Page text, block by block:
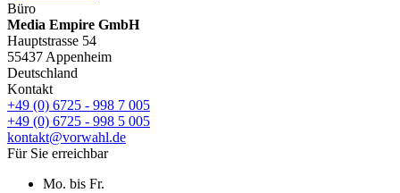
Büro
Media Empire GmbH
Hauptstrasse 54
55437 Appenheim
Deutschland
Kontakt
+49 (0) 6725 - 998 7 005
+49 (0) 6725 - 998 5 005
kontakt@vorwahl.de
Für Sie erreichbar
Mo. bis Fr.